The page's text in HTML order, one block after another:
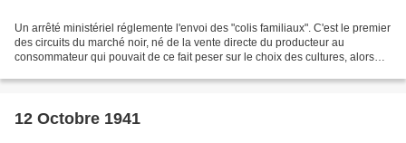
Un arrêté ministériel réglemente l'envoi des "colis familiaux". C'est le premier
des circuits du marché noir, né de la vente directe du producteur au
consommateur qui pouvait de ce fait peser sur le choix des cultures, alors
12 Octobre 1941